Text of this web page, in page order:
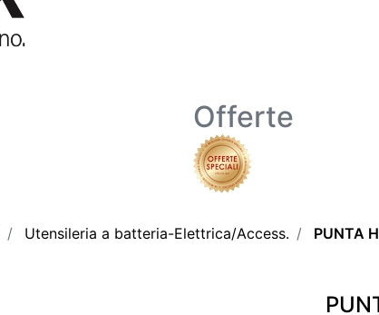
Offerte
Utensileria a batteria-Elettrica/Access. PUNTA